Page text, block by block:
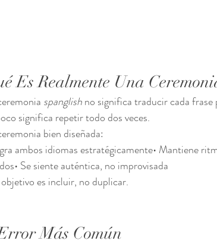
Es Realmente Una
spanglish no significa traducir cada frase
significa repetir todo dos veces.
bien diseñada:
ambos idiomas estratégicamente• Mantiene
Se siente auténtica, no improvisada
es incluir, no duplicar.
Más Común